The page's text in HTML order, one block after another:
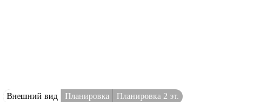
Внешний вид Планировка Планировка 2 эт.